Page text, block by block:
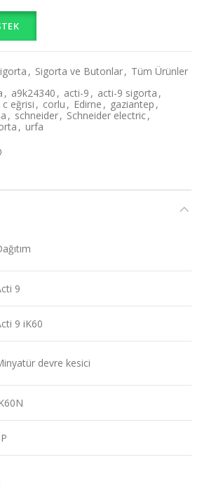
, Sigorta ve Butonlar, Tüm Ürünler
, a9k24340 , acti-9 , acti-9 sigorta ,
c eğrisi , corlu , Edirne , gaziantep ,
, schneider, Schneider electric,
, urfa
9
9 iK60
devre kesici